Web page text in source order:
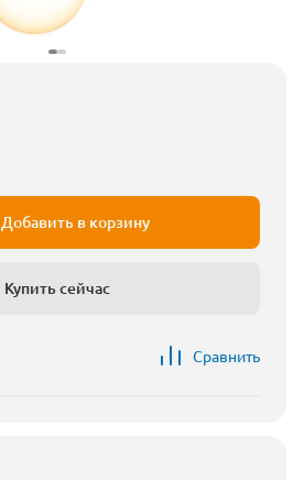
Добавить в корзину
Купить сейчас
Сравнить